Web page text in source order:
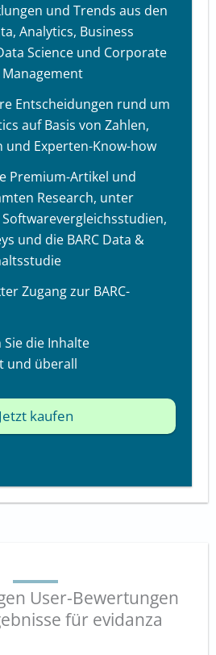
und Trends aus den
Analytics, Business
Science und Corporate
Entscheidungen rund um
auf Basis von Zahlen,
und Experten-Know-how
Premium-Artikel und
Research, unter
und die BARC Data &
Zugang zur BARC-
die Inhalte
und überall
Jetzt kaufen
User-Bewertungen
für evidanza